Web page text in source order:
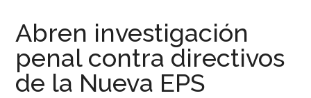
Abren investigación
penal contra directivos
de la Nueva EPS